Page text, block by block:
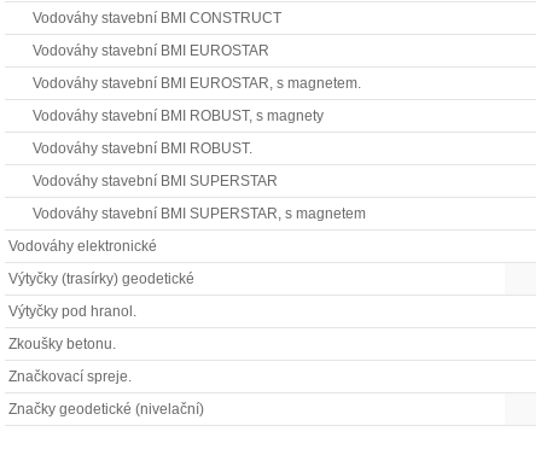
Vodováhy stavební BMI CONSTRUCT
Vodováhy stavební BMI EUROSTAR
Vodováhy stavební BMI EUROSTAR, s magnetem.
Vodováhy stavební BMI ROBUST, s magnety
Vodováhy stavební BMI ROBUST.
Vodováhy stavební BMI SUPERSTAR
Vodováhy stavební BMI SUPERSTAR, s magnetem
Vodováhy elektronické
Výtyčky (trasírky) geodetické
Výtyčky pod hranol.
Zkoušky betonu.
Značkovací spreje.
Značky geodetické (nivelační)